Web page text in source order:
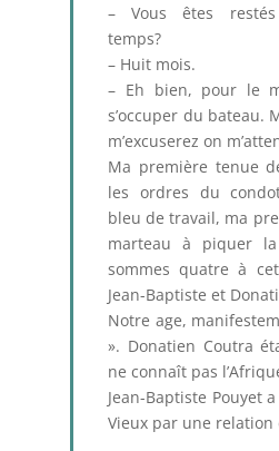
– Vous êtes
temps?
– Huit mois.
– Eh bien, pour le
s’occuper du bateau.
m’excuserez on
Ma première tenue
les ordres du
bleu de travail, ma
marteau à piquer
sommes quatre à
Jean-Baptiste et
Notre age,
». Donatien Coutra
ne connaît pas
Jean-Baptiste Pouyet
Vieux par une relation